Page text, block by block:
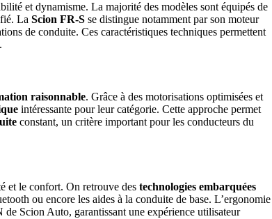
et dynamisme. La majorité des modèles sont équipés de
La Scion FR-S se distingue notamment par son moteur
de conduite. Ces caractéristiques techniques permettent
raisonnable. Grâce à des motorisations optimisées et
intéressante pour leur catégorie. Cette approche permet
constant, un critère important pour les conducteurs du
et le confort. On retrouve des technologies embarquées
ou encore les aides à la conduite de base. L’ergonomie
Scion Auto, garantissant une expérience utilisateur